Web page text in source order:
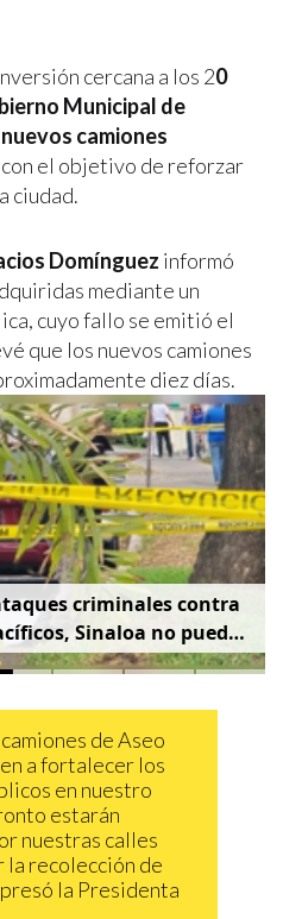
cercana a los 20
Municipal de
camiones
con el objetivo de reforzar
ciudad.
Domínguez informó
mediante un
cuyo fallo se emitió el
que los nuevos camiones
diez días.
criminales contra
Sinaloa no puede
de paz
de Aseo
a fortalecer los
en nuestro
estarán
nuestras calles
la recolección de
la Presidenta